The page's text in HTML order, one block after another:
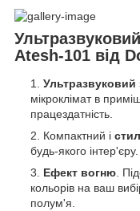
Atesh-101 від
Ультразвуковий
мікроклімат в
працездатність.
Компактний і
будь-якого інтер'єру.
Ефект вогню.
кольорів на ваш
полум'я.